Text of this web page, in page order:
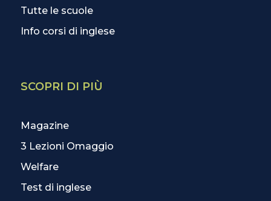
Tutte le scuole
Info corsi di inglese
SCOPRI DI PIÙ
Magazine
3 Lezioni Omaggio
Welfare
Test di inglese